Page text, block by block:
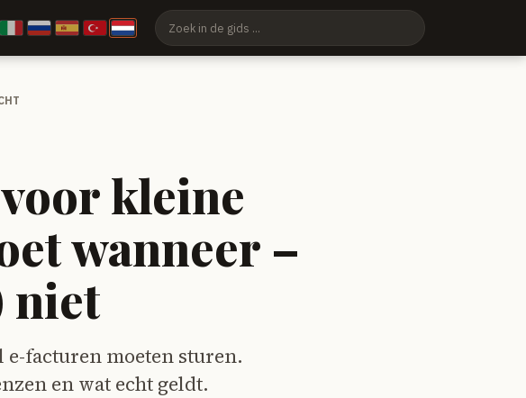
kleine
wanneer –
niet
e-facturen moeten sturen.
en wat echt geldt.